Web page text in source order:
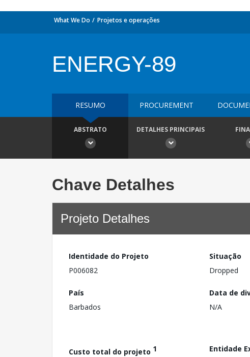
What We Do Projetos e operações
ENERGY-89
RESUMO PROCUREMENT
ABSTRATO DETALHES PRINCIPAIS
Chave Detalhes
Projeto Detalhes
Identidade do Projeto
P006082
Situação
Dropped
País
Barbados
Data de
N/A
Custo total do projeto 1
Entidade